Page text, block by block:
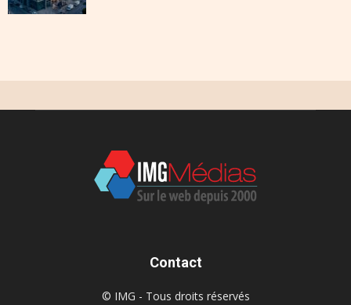
Contact
© IMG - Tous droits réservés